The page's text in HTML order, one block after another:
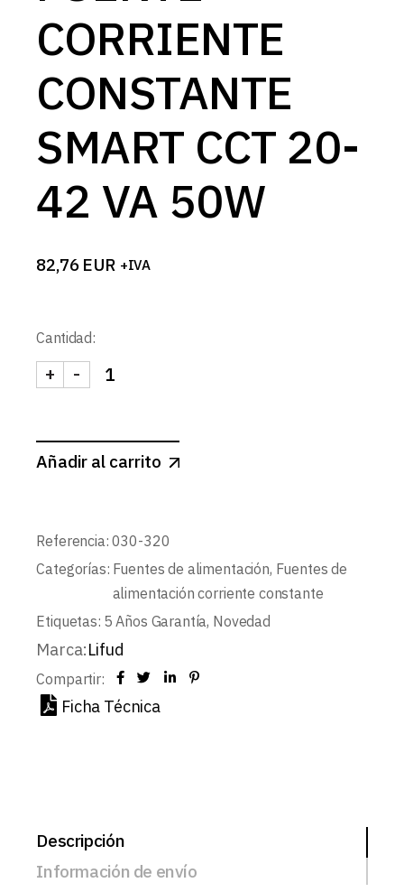
CORRIENTE
CONSTANTE
SMART CCT 20-
42 VA 50W
82,76 EUR +IVA
Cantidad:
FUENTE CORRIENTE CONSTANTE SMART CCT
-
+
Añadir al carrito
Referencia: 030-320
Categorías: Fuentes de alimentación, Fuentes de
alimentación corriente constante
Etiquetas: 5 Años Garantía, Novedad
Marca:Lifud
Compartir:
Ficha Técnica
Descripción
Información de envío